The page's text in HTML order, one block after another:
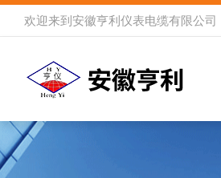
欢迎来到 安徽亨利仪表电缆有限公司